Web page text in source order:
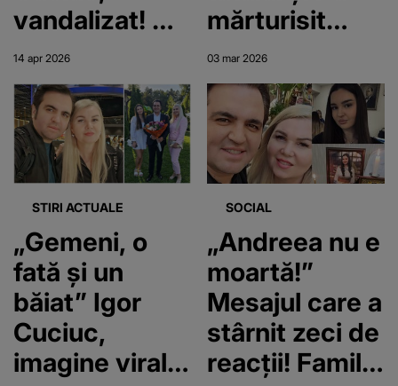
vandalizat! Ce
vor să facă
acum Diana și
Igor, după ce
au văzut cum
arată locul de
veci al fiicei
lor: ”Ritualuri
de vrăji”
14 apr 2026
mărturisit
totul din
noaptea în
care a murit:
”Nu ai vrut să
se întâmple”
03 mar 2026
STIRI ACTUALE
„Gemeni, o
fată și un
băiat” Igor
Cuciuc,
imagine virală
SOCIAL
„Andreea nu e
moartă!”
Mesajul care a
stârnit zeci de
reacții! Familia